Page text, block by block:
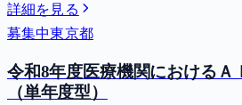
詳細を見る
募集中東京都
令和8年度医療機関におけるＡ
（単年度型）